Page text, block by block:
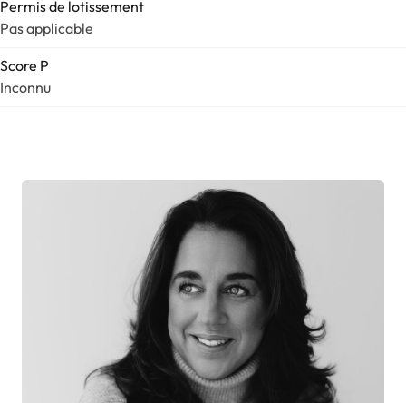
Permis de lotissement
Pas applicable
Score P
Inconnu